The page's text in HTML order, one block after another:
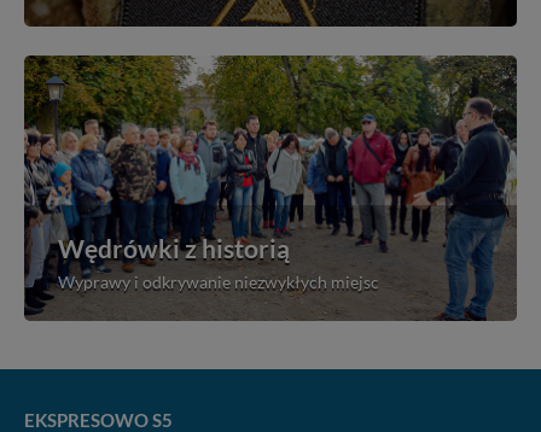
Wędrówki z historią
Wyprawy i odkrywanie niezwykłych miejsc
EKSPRESOWO S5